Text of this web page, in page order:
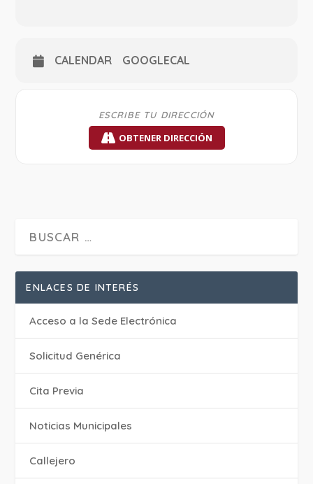
CALENDAR GOOGLECAL
OBTENER DIRECCIÓN
ENLACES DE INTERÉS
Acceso a la Sede Electrónica
Solicitud Genérica
Cita Previa
‎Noticias Municipales
Callejero